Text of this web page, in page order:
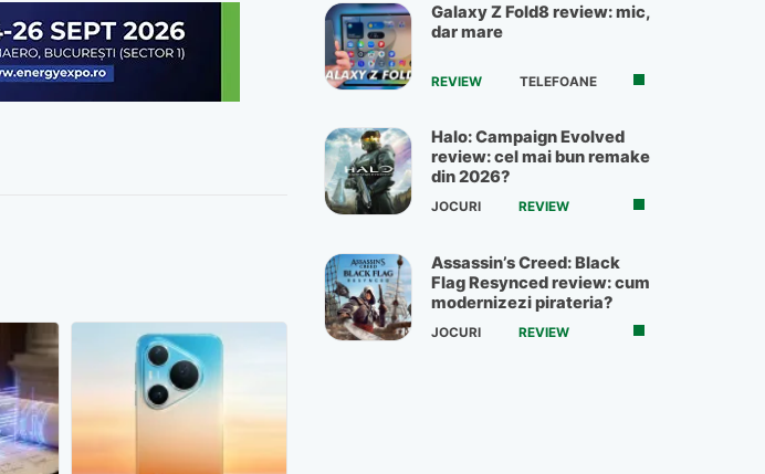
Galaxy Z Fold8 review: mic,
dar mare
REVIEW TELEFOANE
Halo: Campaign Evolved
review: cel mai bun remake
din 2026?
JOCURI REVIEW
Assassin’s Creed: Black
Flag Resynced review: cum
modernizezi pirateria?
JOCURI REVIEW